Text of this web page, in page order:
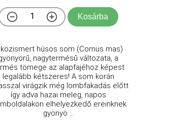
Kosárba
húsos som (Cornus mas)
nagytermésű változata, a
tömege az alapfajéhoz képest
legalább kétszeres! A som korán
virágzik még lombfakadás előtt
így adva hazai meleg, napos
elhelyezkedő ereinknek
gyönyö ...